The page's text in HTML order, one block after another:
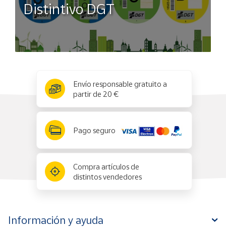
Distintivo DGT
Envío responsable gratuito a
partir de 20 €
Pago seguro
Compra artículos de
distintos vendedores
Información y ayuda